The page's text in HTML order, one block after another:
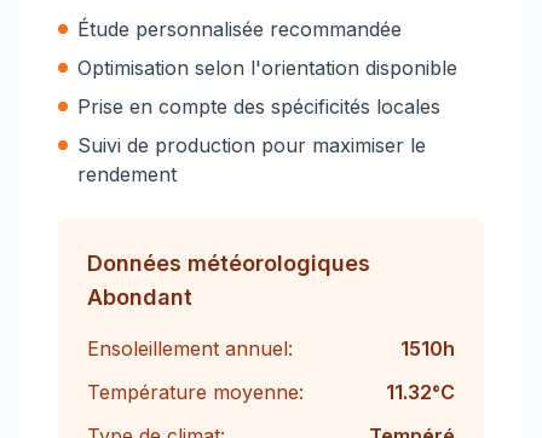
Étude personnalisée recommandée
Optimisation selon l'orientation disponible
Prise en compte des spécificités locales
Suivi de production pour maximiser le
rendement
Données météorologiques
Abondant
Ensoleillement annuel: 1510h
Température moyenne:
11.32°C